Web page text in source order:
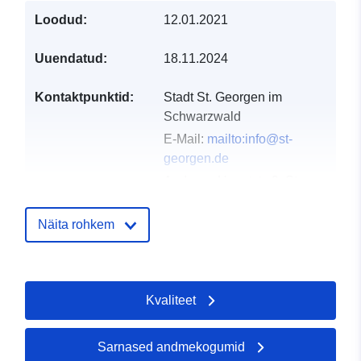
Loodud: 12.01.2021
Uuendatud: 18.11.2024
Kontaktpunktid:
Stadt St. Georgen im
Schwarzwald
E-Mail: mailto:info@st-
georgen.de
Lisatud andmetele.europa.eu:
2026
Ajakohastatud veebisaidil
Näita rohkem
Kvaliteet
Sarnased andmekogumid